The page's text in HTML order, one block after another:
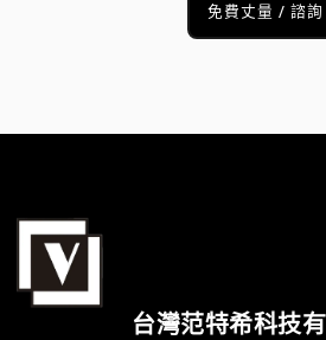
免費丈量 / 諮詢
台灣范特希科技